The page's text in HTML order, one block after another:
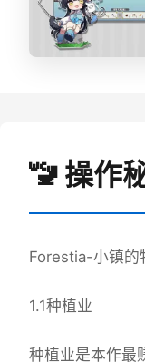
🚾 操作
Forestia-小镇的
1.1种植业
种植业是本作最